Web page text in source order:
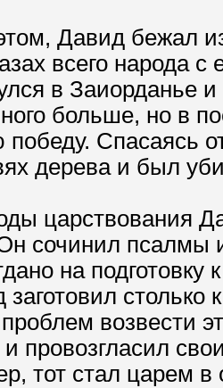
Давид бежал
всего народа
в Заиорданье
больше, но в
Спасаясь
дерева и был
царствования
сочинил псалмы
на подготовку
заготовил
проблем возвести
провозгласил
тот стал царем